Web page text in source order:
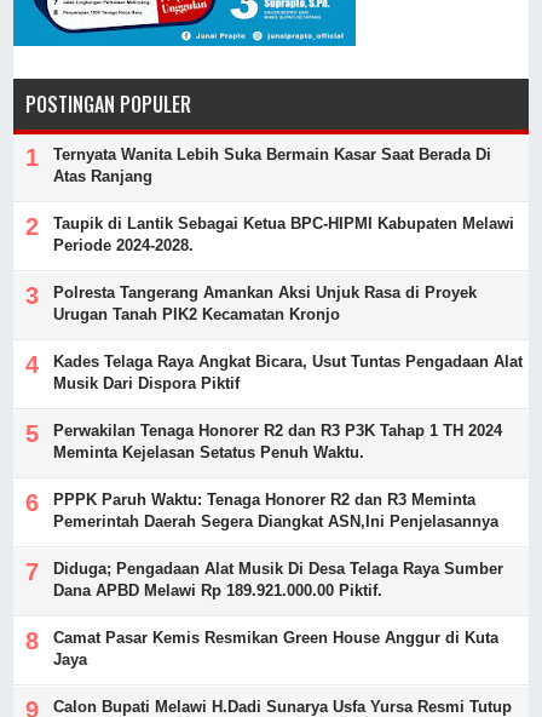
POSTINGAN POPULER
Ternyata Wanita Lebih Suka Bermain Kasar Saat Berada Di
Atas Ranjang
Taupik di Lantik Sebagai Ketua BPC-HIPMI Kabupaten Melawi
Periode 2024-2028.
Polresta Tangerang Amankan Aksi Unjuk Rasa di Proyek
Urugan Tanah PIK2 Kecamatan Kronjo
Kades Telaga Raya Angkat Bicara, Usut Tuntas Pengadaan Alat
Musik Dari Dispora Piktif
Perwakilan Tenaga Honorer R2 dan R3 P3K Tahap 1 TH 2024
Meminta Kejelasan Setatus Penuh Waktu.
PPPK Paruh Waktu: Tenaga Honorer R2 dan R3 Meminta
Pemerintah Daerah Segera Diangkat ASN,Ini Penjelasannya
Diduga; Pengadaan Alat Musik Di Desa Telaga Raya Sumber
Dana APBD Melawi Rp 189.921.000.00 Piktif.
Camat Pasar Kemis Resmikan Green House Anggur di Kuta
Jaya
Calon Bupati Melawi H.Dadi Sunarya Usfa Yursa Resmi Tutup